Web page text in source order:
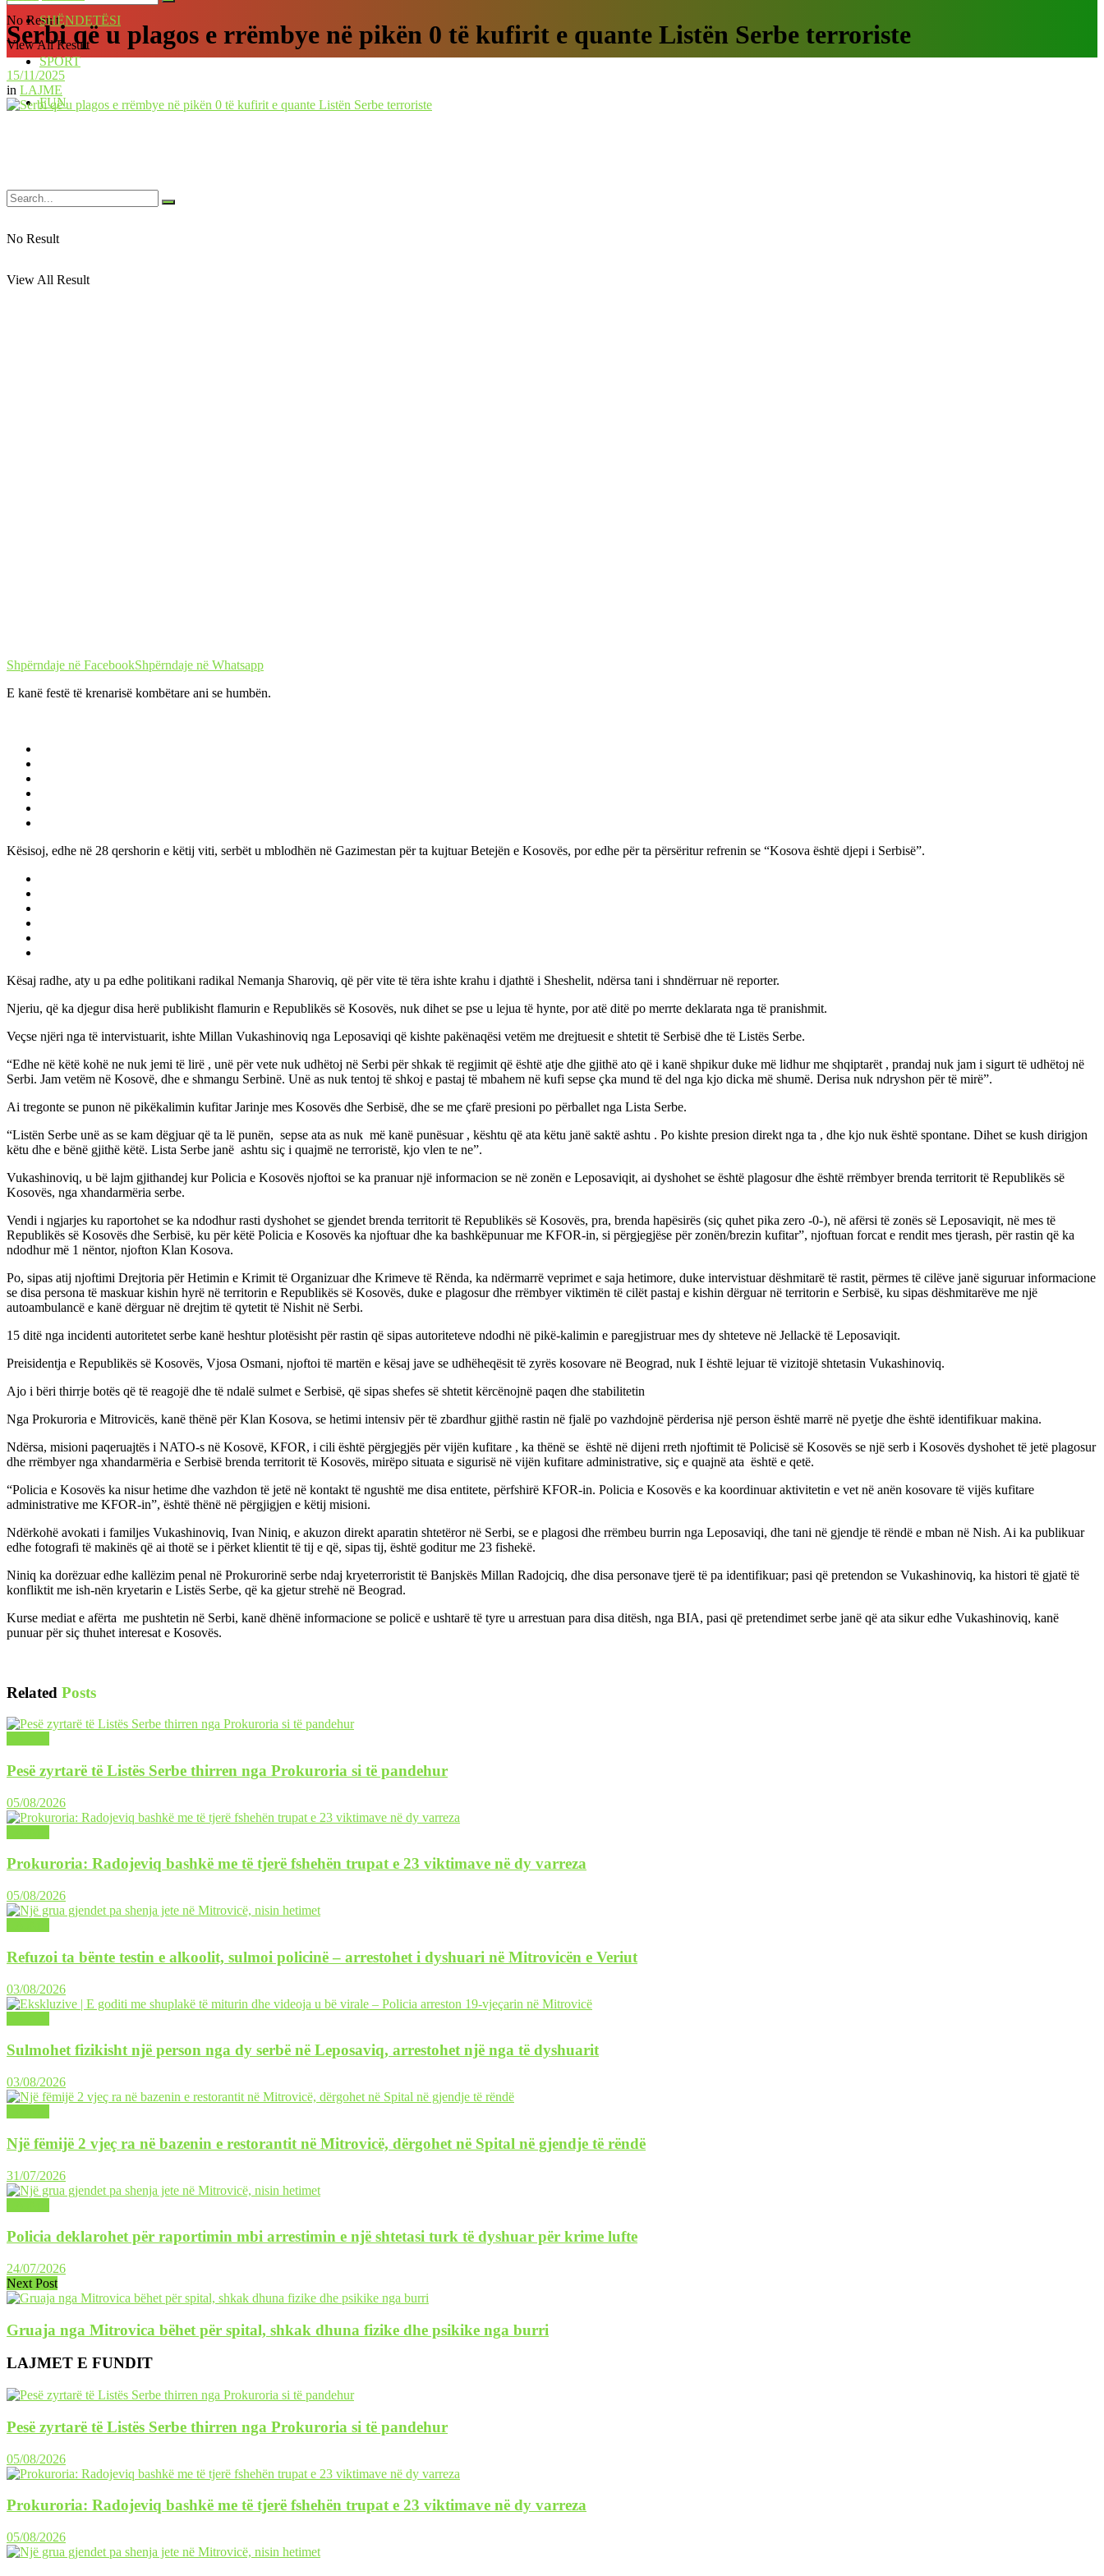
No Result
View All Result
SHËNDETËSI
SPORT
FUN
No Result
View All Result
Serbi që u plagos e rrëmbye në pikën 0 të kufirit e quante Listën Serbe terroriste
15/11/2025
in LAJME
Shpërndaje në FacebookShpërndaje në Whatsapp
E kanë festë të krenarisë kombëtare ani se humbën.
Kësisoj, edhe në 28 qershorin e këtij viti, serbët u mblodhën në Gazimestan për ta kujtuar Betejën e Kosovës, por edhe për ta përsëritur refrenin se “Kosova është djepi i Serbisë”.
Kësaj radhe, aty u pa edhe politikani radikal Nemanja Sharoviq, që për vite të tëra ishte krahu i djathtë i Sheshelit, ndërsa tani i shndërruar në reporter.
Njeriu, që ka djegur disa herë publikisht flamurin e Republikës së Kosovës, nuk dihet se pse u lejua të hynte, por atë ditë po merrte deklarata nga të pranishmit.
Veçse njëri nga të intervistuarit, ishte Millan Vukashinoviq nga Leposaviqi që kishte pakënaqësi vetëm me drejtuesit e shtetit të Serbisë dhe të Listës Serbe.
“Edhe në këtë kohë ne nuk jemi të lirë , unë për vete nuk udhëtoj në Serbi për shkak të regjimit që është atje dhe gjithë ato që i kanë shpikur duke më lidhur me shqiptarët , prandaj nuk jam i sigurt të udhëtoj në
Serbi. Jam vetëm në Kosovë, dhe e shmangu Serbinë. Unë as nuk tentoj të shkoj e pastaj të mbahem në kufi sepse çka mund të del nga kjo dicka më shumë. Derisa nuk ndryshon për të mirë”.
Ai tregonte se punon në pikëkalimin kufitar Jarinje mes Kosovës dhe Serbisë, dhe se me çfarë presioni po përballet nga Lista Serbe.
“Listën Serbe unë as se kam dëgjuar që ta lë punën, sepse ata as nuk më kanë punësuar , kështu që ata këtu janë saktë ashtu . Po kishte presion direkt nga ta , dhe kjo nuk është spontane. Dihet se kush dirigjon
këtu dhe e bënë gjithë këtë. Lista Serbe janë ashtu siç i quajmë ne terroristë, kjo vlen te ne”.
Vukashinoviq, u bë lajm gjithandej kur Policia e Kosovës njoftoi se ka pranuar një informacion se në zonën e Leposaviqit, ai dyshohet se është plagosur dhe është rrëmbyer brenda territorit të Republikës së
Kosovës, nga xhandarmëria serbe.
Vendi i ngjarjes ku raportohet se ka ndodhur rasti dyshohet se gjendet brenda territorit të Republikës së Kosovës, pra, brenda hapësirës (siç quhet pika zero -0-), në afërsi të zonës së Leposaviqit, në mes të
Republikës së Kosovës dhe Serbisë, ku për këtë Policia e Kosovës ka njoftuar dhe ka bashkëpunuar me KFOR-in, si përgjegjëse për zonën/brezin kufitar”, njoftuan forcat e rendit mes tjerash, për rastin që ka
ndodhur më 1 nëntor, njofton Klan Kosova.
Po, sipas atij njoftimi Drejtoria për Hetimin e Krimit të Organizuar dhe Krimeve të Rënda, ka ndërmarrë veprimet e saja hetimore, duke intervistuar dëshmitarë të rastit, përmes të cilëve janë siguruar informacione
se disa persona të maskuar kishin hyrë në territorin e Republikës së Kosovës, duke e plagosur dhe rrëmbyer viktimën të cilët pastaj e kishin dërguar në territorin e Serbisë, ku sipas dëshmitarëve me një
autoambulancë e kanë dërguar në drejtim të qytetit të Nishit në Serbi.
15 ditë nga incidenti autoritetet serbe kanë heshtur plotësisht për rastin që sipas autoriteteve ndodhi në pikë-kalimin e paregjistruar mes dy shteteve në Jellackë të Leposaviqit.
Preisidentja e Republikës së Kosovës, Vjosa Osmani, njoftoi të martën e kësaj jave se udhëheqësit të zyrës kosovare në Beograd, nuk I është lejuar të vizitojë shtetasin Vukashinoviq.
Ajo i bëri thirrje botës që të reagojë dhe të ndalë sulmet e Serbisë, që sipas shefes së shtetit kërcënojnë paqen dhe stabilitetin
Nga Prokuroria e Mitrovicës, kanë thënë për Klan Kosova, se hetimi intensiv për të zbardhur gjithë rastin në fjalë po vazhdojnë përderisa një person është marrë në pyetje dhe është identifikuar makina.
Ndërsa, misioni paqeruajtës i NATO-s në Kosovë, KFOR, i cili është përgjegjës për vijën kufitare , ka thënë se është në dijeni rreth njoftimit të Policisë së Kosovës se një serb i Kosovës dyshohet të jetë plagosur
dhe rrëmbyer nga xhandarmëria e Serbisë brenda territorit të Kosovës, mirëpo situata e sigurisë në vijën kufitare administrative, siç e quajnë ata është e qetë.
“Policia e Kosovës ka nisur hetime dhe vazhdon të jetë në kontakt të ngushtë me disa entitete, përfshirë KFOR-in. Policia e Kosovës e ka koordinuar aktivitetin e vet në anën kosovare të vijës kufitare
administrative me KFOR-in”, është thënë në përgjigjen e këtij misioni.
Ndërkohë avokati i familjes Vukashinoviq, Ivan Niniq, e akuzon direkt aparatin shtetëror në Serbi, se e plagosi dhe rrëmbeu burrin nga Leposaviqi, dhe tani në gjendje të rëndë e mban në Nish. Ai ka publikuar
edhe fotografi të makinës që ai thotë se i përket klientit të tij e që, sipas tij, është goditur me 23 fishekë.
Niniq ka dorëzuar edhe kallëzim penal në Prokurorinë serbe ndaj kryeterroristit të Banjskës Millan Radojciq, dhe disa personave tjerë të pa identifikuar; pasi që pretendon se Vukashinoviq, ka histori të gjatë të
konfliktit me ish-nën kryetarin e Listës Serbe, që ka gjetur strehë në Beograd.
Kurse mediat e afërta me pushtetin në Serbi, kanë dhënë informacione se policë e ushtarë të tyre u arrestuan para disa ditësh, nga BIA, pasi që pretendimet serbe janë që ata sikur edhe Vukashinoviq, kanë
punuar për siç thuhet interesat e Kosovës.
Related Posts
Pesë zyrtarë të Listës Serbe thirren nga Prokuroria si të pandehur
05/08/2026
Prokuroria: Radojeviq bashkë me të tjerë fshehën trupat e 23 viktimave në dy varreza
05/08/2026
Refuzoi ta bënte testin e alkoolit, sulmoi policinë – arrestohet i dyshuari në Mitrovicën e Veriut
03/08/2026
Sulmohet fizikisht një person nga dy serbë në Leposaviq, arrestohet një nga të dyshuarit
03/08/2026
Një fëmijë 2 vjeç ra në bazenin e restorantit në Mitrovicë, dërgohet në Spital në gjendje të rëndë
31/07/2026
Policia deklarohet për raportimin mbi arrestimin e një shtetasi turk të dyshuar për krime lufte
24/07/2026
Next Post
Gruaja nga Mitrovica bëhet për spital, shkak dhuna fizike dhe psikike nga burri
LAJMET E FUNDIT
Pesë zyrtarë të Listës Serbe thirren nga Prokuroria si të pandehur
05/08/2026
Prokuroria: Radojeviq bashkë me të tjerë fshehën trupat e 23 viktimave në dy varreza
05/08/2026